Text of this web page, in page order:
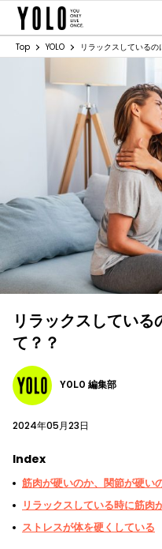
Top YOLO リラックスしている
リラックスしてい
て？？
YOLO 編集部
2024年05月23日
Index
筋肉が硬いのか、関節が硬い
リラックスしている時に筋肉
ストレスが体を硬くしている